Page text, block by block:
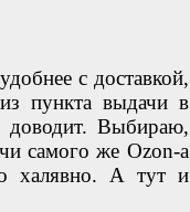
с доставкой,
пункта выдачи в
доводит. Выбираю,
самого же Ozon-а
халявно. А тут и